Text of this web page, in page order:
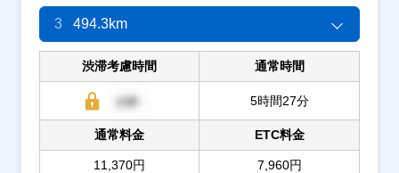
3 494.3km
渋滞考慮時間 通常時間
5時間27分
通常料金
11,370円
ETC料金
7,960円